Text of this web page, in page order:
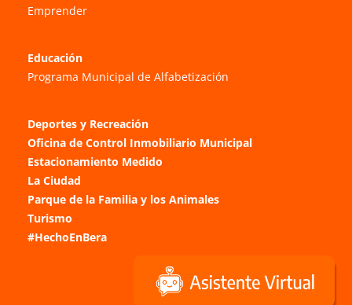
Emprender
Educación
Programa Municipal de Alfabetización
Deportes y Recreación
Oficina de Control Inmobiliario Municipal
Estacionamiento Medido
La Ciudad
Parque de la Familia y los Animales
Turismo
#HechoEnBera